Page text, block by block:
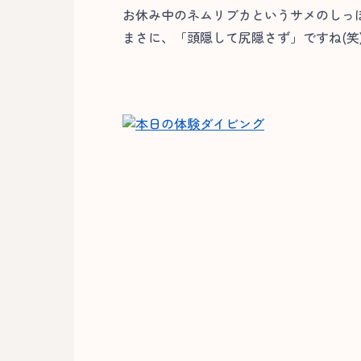
お休み中のネムリブカというサメのしっ
まさに、「頭隠して尻隠さず」ですね(